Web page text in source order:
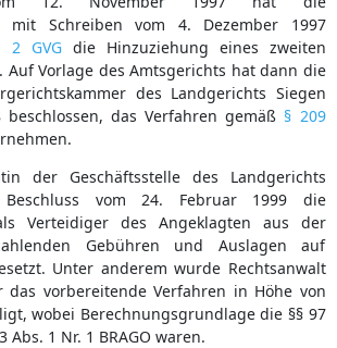
mit Schreiben vom 4. Dezember 1997
2 GVGdie Hinzuziehung eines zweiten
Auf Vorlage des Amtsgerichts hat dann die
des Landgerichts Siegen
das Verfahren gemäß § 209
der Geschäftsstelle des Landgerichts
vom 24. Februar 1999 die
Verteidiger des Angeklagten aus der
Gebühren und Auslagen auf
Unter anderem wurde Rechtsanwalt
das vorbereitende Verfahren in Höhe von
wobei Berechnungsgrundlage die §§ 97
Abs. 1 Nr. 1 BRAGO waren.